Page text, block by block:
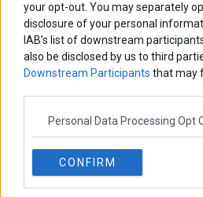
your opt-out. You may separately
disclosure of your personal
IAB’s list of downstream
also be disclosed by us to third
Downstream Participants that may
Personal Data Processing Opt
CONFIRM
ΑΡΘΡΟΓΡΑΦΟΙ
Ελευθερία Κούρταλη
Οι «τιμωροί» των
Εύη Φραγκάκη